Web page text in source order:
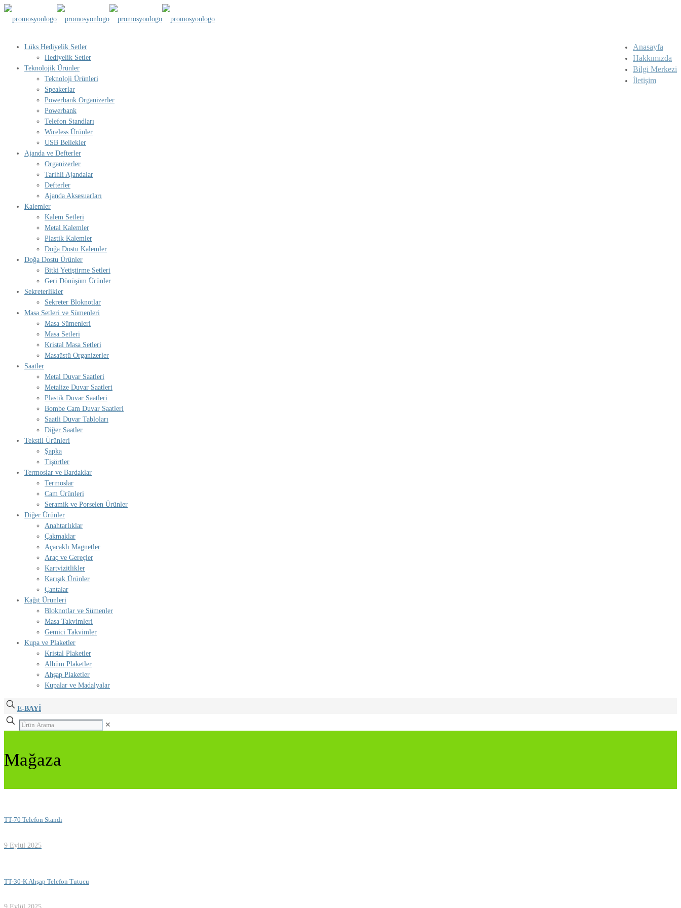
Anasayfa
Hakkımızda
Bilgi Merkezi
İletişim
Lüks Hediyelik Setler
Hediyelik Setler
Teknolojik Ürünler
Teknoloji Ürünleri
Speakerlar
Powerbank Organizerler
Powerbank
Telefon Standları
Wireless Ürünler
USB Bellekler
Ajanda ve Defterler
Organizerler
Tarihli Ajandalar
Defterler
Ajanda Aksesuarları
Kalemler
Kalem Setleri
Metal Kalemler
Plastik Kalemler
Doğa Dostu Kalemler
Doğa Dostu Ürünler
Bitki Yetiştirme Setleri
Geri Dönüşüm Ürünler
Sekreterlikler
Sekreter Bloknotlar
Masa Setleri ve Sümenleri
Masa Sümenleri
Masa Setleri
Kristal Masa Setleri
Masaüstü Organizerler
Saatler
Metal Duvar Saatleri
Metalize Duvar Saatleri
Plastik Duvar Saatleri
Bombe Cam Duvar Saatleri
Saatli Duvar Tabloları
Diğer Saatler
Tekstil Ürünleri
Şapka
Tişörtler
Termoslar ve Bardaklar
Termoslar
Cam Ürünleri
Seramik ve Porselen Ürünler
Diğer Ürünler
Anahtarlıklar
Çakmaklar
Açacaklı Magnetler
Araç ve Gereçler
Kartvizitlikler
Karışık Ürünler
Çantalar
Kağıt Ürünleri
Bloknotlar ve Sümenler
Masa Takvimleri
Gemici Takvimler
Kupa ve Plaketler
Kristal Plaketler
Albüm Plaketler
Ahşap Plaketler
Kupalar ve Madalyalar
E-BAYİ
✕
Mağaza
TT-70 Telefon Standı
9 Eylül 2025
TT-30-K Ahşap Telefon Tutucu